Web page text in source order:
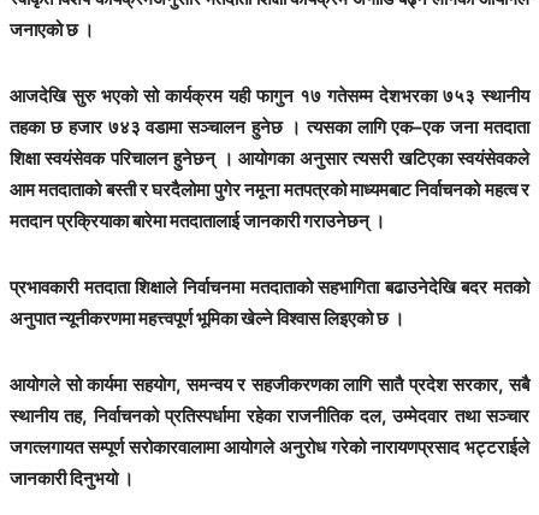
जनाएको छ ।
आजदेखि सुरु भएको सो कार्यक्रम यही फागुन १७ गतेसम्म देशभरका ७५३ स्थानीय
तहका छ हजार ७४३ वडामा सञ्चालन हुनेछ । त्यसका लागि एक–एक जना मतदाता
शिक्षा स्वयंसेवक परिचालन हुनेछन् । आयोगका अनुसार त्यसरी खटिएका स्वयंसेवकले
आम मतदाताको बस्ती र घरदैलोमा पुगेर नमूना मतपत्रको माध्यमबाट निर्वाचनको महत्व र
मतदान प्रक्रियाका बारेमा मतदातालाई जानकारी गराउनेछन् ।
प्रभावकारी मतदाता शिक्षाले निर्वाचनमा मतदाताको सहभागिता बढाउनेदेखि बदर मतको
अनुपात न्यूनीकरणमा महत्त्वपूर्ण भूमिका खेल्ने विश्वास लिइएको छ ।
आयोगले सो कार्यमा सहयोग, समन्वय र सहजीकरणका लागि सातै प्रदेश सरकार, सबै
स्थानीय तह, निर्वाचनको प्रतिस्पर्धामा रहेका राजनीतिक दल, उम्मेदवार तथा सञ्चार
जगत्लगायत सम्पूर्ण सरोकारवालामा आयोगले अनुरोध गरेको नारायणप्रसाद भट्टराईले
जानकारी दिनुभयो ।